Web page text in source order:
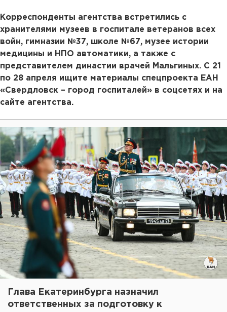
Корреспонденты агентства встретились с
хранителями музеев в госпитале ветеранов всех
войн, гимназии №37, школе №67, музее истории
медицины и НПО автоматики, а также с
представителем династии врачей Мальгиных. С 21
по 28 апреля ищите материалы спецпроекта ЕАН
«Свердловск – город госпиталей» в соцсетях и на
сайте агентства.
Глава Екатеринбурга назначил
ответственных за подготовку к